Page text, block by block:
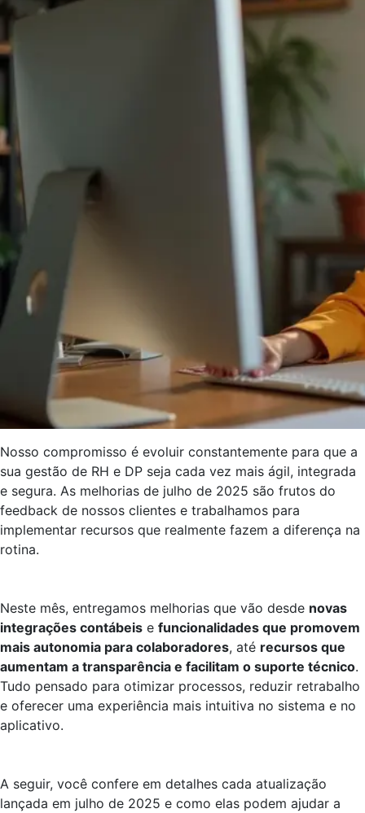
Nosso compromisso é evoluir constantemente para que a
sua gestão de RH e DP seja cada vez mais ágil, integrada
e segura. As melhorias de julho de 2025 são frutos do
feedback de nossos clientes e trabalhamos para
implementar recursos que realmente fazem a diferença na
rotina.
Neste mês, entregamos melhorias que vão desde novas
integrações contábeis e funcionalidades que promovem
mais autonomia para colaboradores, até recursos que
aumentam a transparência e facilitam o suporte técnico.
Tudo pensado para otimizar processos, reduzir retrabalho
e oferecer uma experiência mais intuitiva no sistema e no
aplicativo.
A seguir, você confere em detalhes cada atualização
lançada em julho de 2025 e como elas podem ajudar a